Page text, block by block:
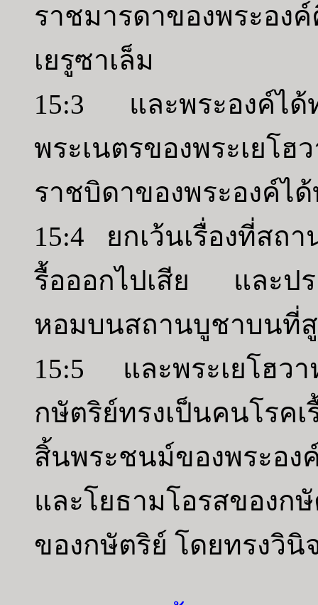
ราชมารดาของพระ
เยรูซาเล็ม
15:3 และพระองค์ได้
พระเนตรของพระเย
ราชบิดาของพระองค์ไ
15:4 ยกเว้นเรื่องที่สถ
รื้อออกไปเสีย และปร
หอมบนสถานบูชาบนที่
15:5 และพระเยโฮ
กษัตริย์ทรงเป็นคนโรค
สิ้นพระชนม์ของพระอ
และโยธามโอรสของก
ของกษัตริย์ โดยทรงวิ